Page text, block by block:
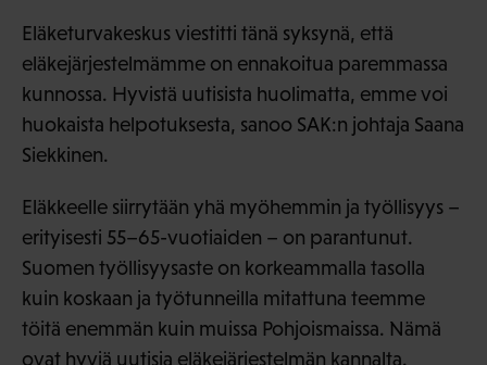
Eläketurvakeskus viestitti tänä syksynä, että
eläkejärjestelmämme on ennakoitua paremmassa
kunnossa. Hyvistä uutisista huolimatta, emme voi
huokaista helpotuksesta, sanoo SAK:n johtaja Saana
Siekkinen.
Eläkkeelle siirrytään yhä myöhemmin ja työllisyys –
erityisesti 55–65-vuotiaiden – on parantunut.
Suomen työllisyysaste on korkeammalla tasolla
kuin koskaan ja työtunneilla mitattuna teemme
töitä enemmän kuin muissa Pohjoismaissa. Nämä
ovat hyviä uutisia eläkejärjestelmän kannalta.